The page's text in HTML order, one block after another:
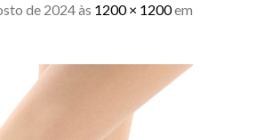
de 2024às 1200 × 1200em